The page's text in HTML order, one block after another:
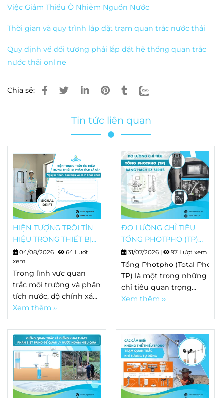
Việc Giảm Thiểu Ô Nhiễm Nguồn Nước
Thời gian và quy trình lắp đặt trạm quan trắc nước thải
Quy định về đối tượng phải lắp đặt hệ thống quan trắc
nước thải online
Chia sẻ:
Tin tức liên quan
HIỆN TƯỢNG TRÔI TÍN
HIỆU TRONG THIẾT BỊ
PHÂN TÍCH LÀ GÌ?
NGUYÊN NHÂN, DẤU
HIỆU VÀ CÁCH KHẮC
PHỤC
04/08/2026 |
64 Lượt
xem
Trong lĩnh vực quan
trắc môi trường và phân
tích nước, độ chính xác
của thiết bị quyết định
trực tiếp đến chất
lượng dữ liệu. Tuy
nhiên, sau một thời
gian vận hành, không ít
hệ thống bắt đầu xuất
hiện hiện tượng kết
quả đo thay đổi dù mẫu
Xem thêm ››
ĐO LƯỜNG CHỈ TIÊU
TỔNG PHOTPHO (TP)
BẰNG HACH EZ SERIES
31/07/2026 | 97 Lượt xem
Tổng Photpho (Total
TP) là một trong những
chỉ tiêu quan trọng
trong quan trắc nước
quy trình xử lý nước.
với Orthophosphate chỉ
phản ánh
dạng photpho hòa tan
dễ phản ứng, TP bao
gồm toàn bộ các
Xem thêm ››